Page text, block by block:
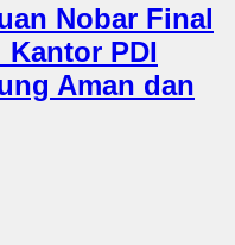
Nobar Final
Kantor PDI
Aman dan